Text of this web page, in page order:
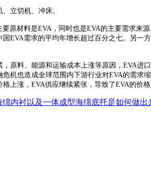
、立切机、冲床。
材料是EVA，同时也是EVA的主要需求来源
EVA需求的平均年增长超过百分之七。另一
料、能源和运输成本上涨等原因，EVA进口
机也造成全球范围内下游行业对EVA的需求
上涨，EVA供应继续紧张，导致了EVA的价格
内衬以及一体成型海绵底托是如何做出